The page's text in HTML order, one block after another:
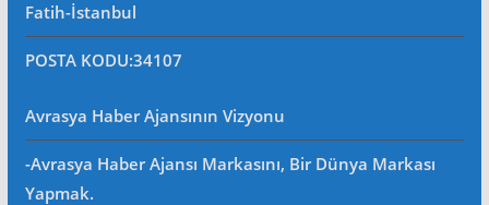
Fatih-İstanbul
POSTA KODU:34107
Avrasya Haber Ajansının Vizyonu
-Avrasya Haber Ajansı Markasını, Bir Dünya Markası
Yapmak.